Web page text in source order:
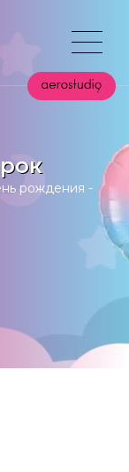
рождения -